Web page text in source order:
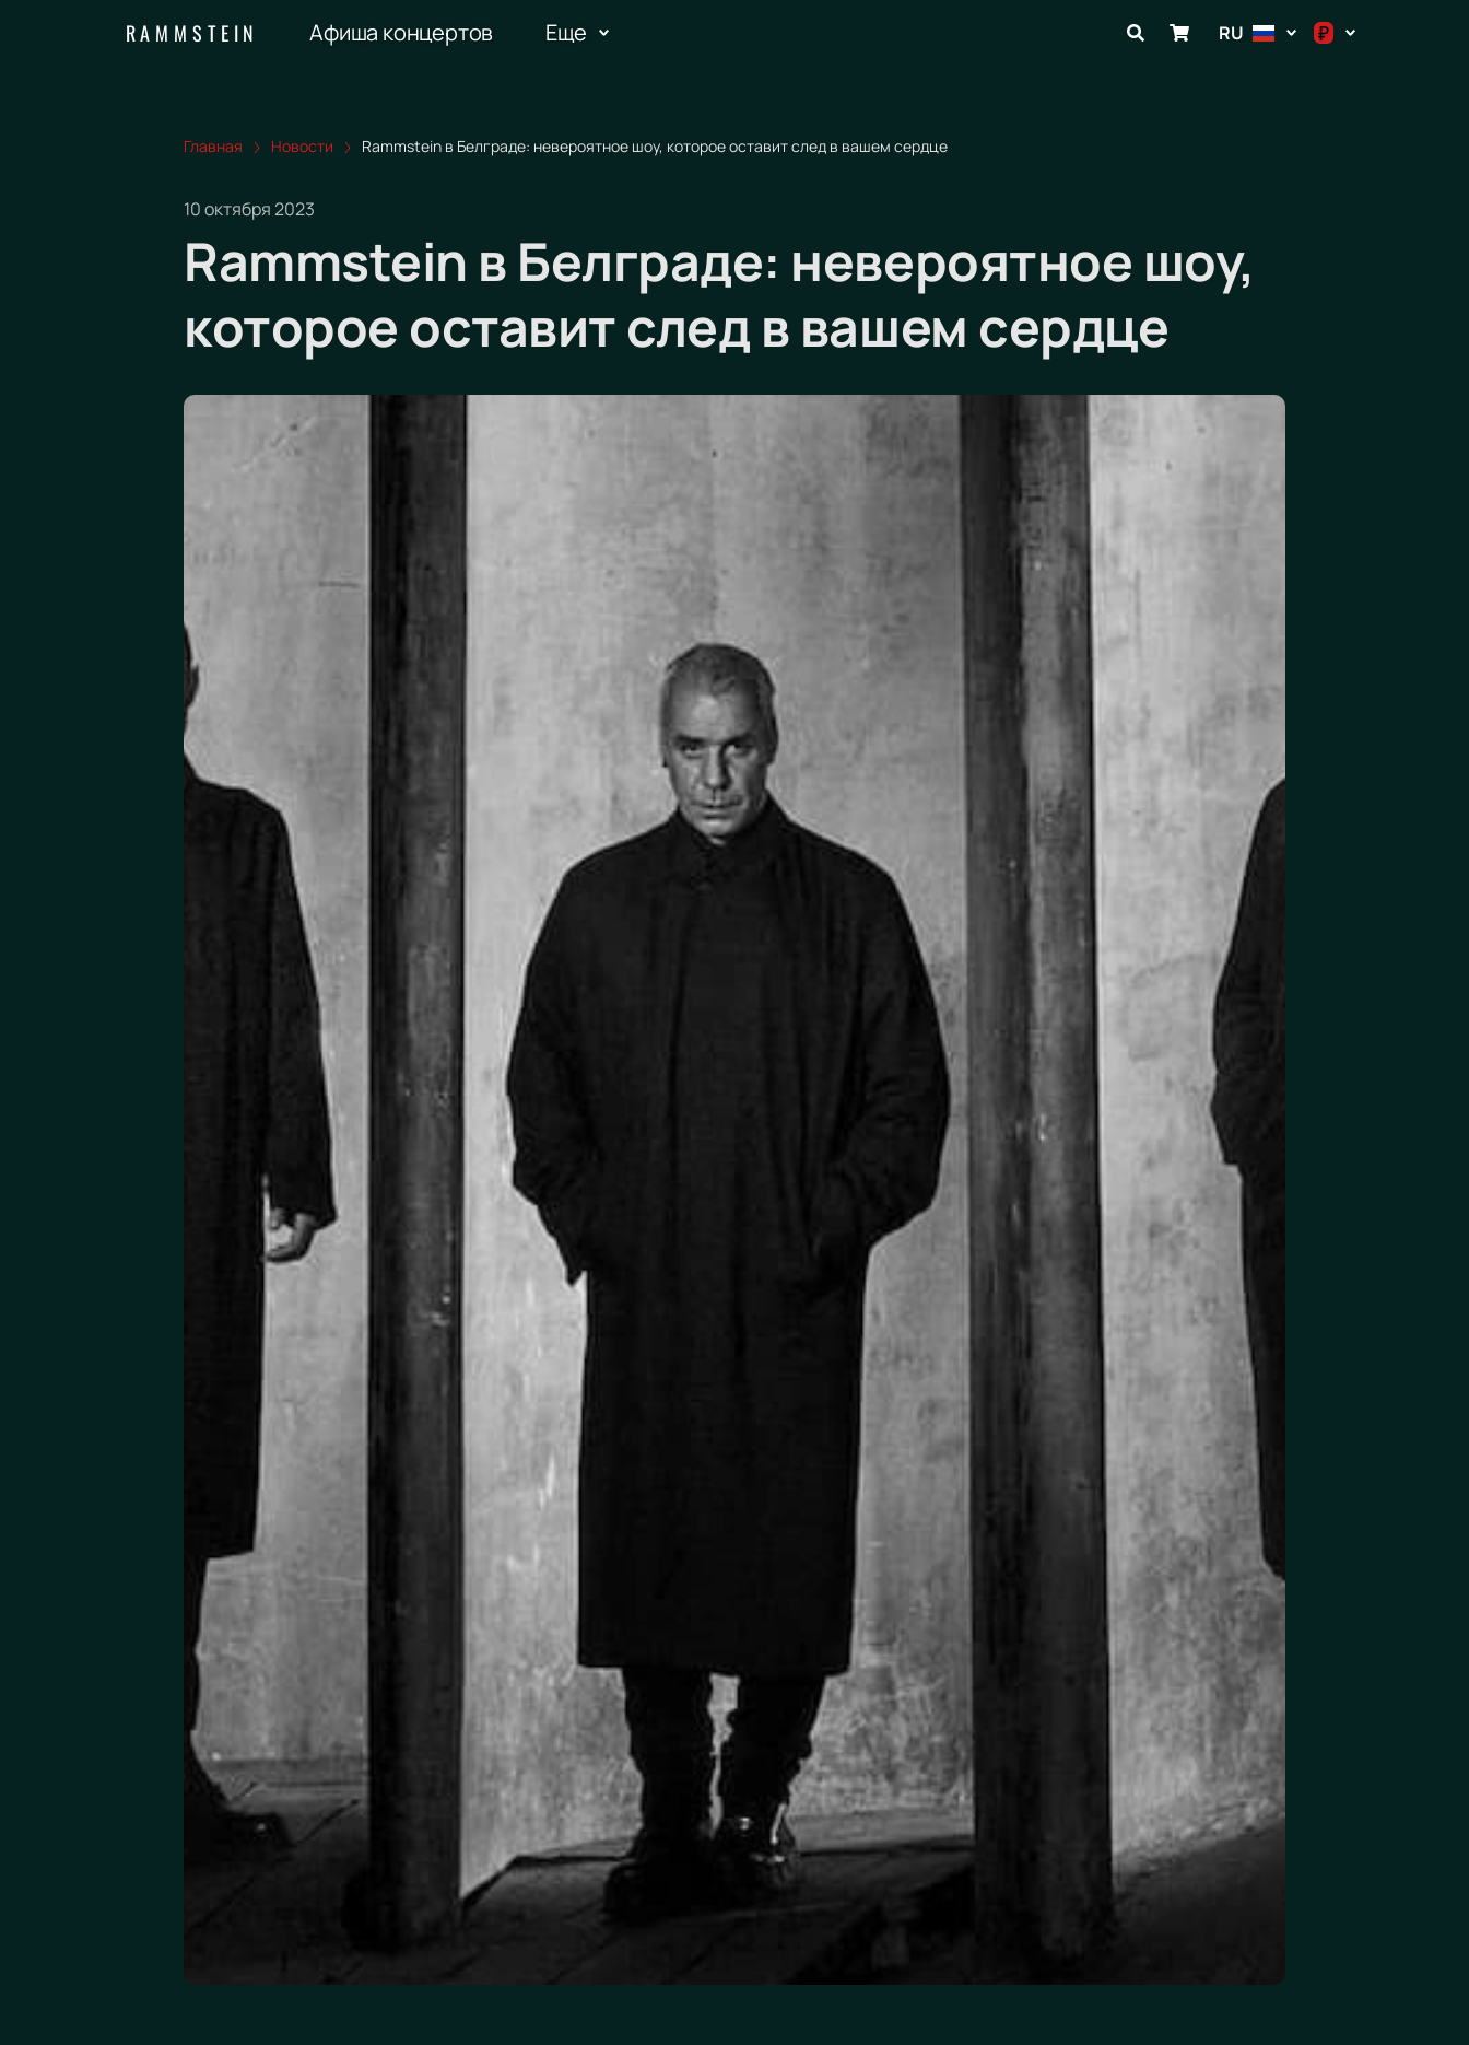
RAMMSTEIN Афиша концертов Еще RU ₽
Главная Новости Rammstein в Белграде: невероятное шоу, которое оставит след в вашем сердце
10 октября 2023
Rammstein в Белграде: невероятное шоу,
которое оставит след в вашем сердце